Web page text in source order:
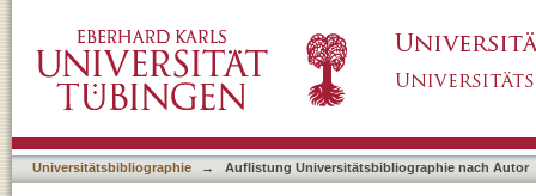
Universitätsbibliographie → Auflistung Universitätsbibliographie nach Autor